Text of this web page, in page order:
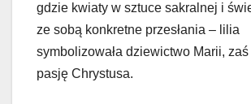
gdzie kwiaty w sztuce sakralnej i
ze sobą konkretne przesłania – lilia
symbolizowała dziewictwo Marii,
pasję Chrystusa.